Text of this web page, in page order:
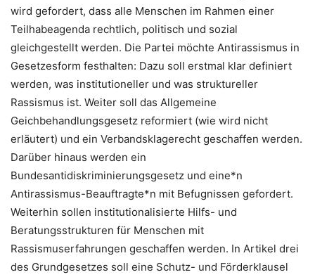
wird gefordert, dass alle Menschen im Rahmen einer
Teilhabeagenda rechtlich, politisch und sozial
gleichgestellt werden. Die Partei möchte Antirassismus in
Gesetzesform festhalten: Dazu soll erstmal klar definiert
werden, was institutioneller und was struktureller
Rassismus ist. Weiter soll das Allgemeine
Geichbehandlungsgesetz reformiert (wie wird nicht
erläutert) und ein Verbandsklagerecht geschaffen werden.
Darüber hinaus werden ein
Bundesantidiskriminierungsgesetz und eine*n
Antirassismus-Beauftragte*n mit Befugnissen gefordert.
Weiterhin sollen institutionalisierte Hilfs- und
Beratungsstrukturen für Menschen mit
Rassismuserfahrungen geschaffen werden. In Artikel drei
des Grundgesetzes soll eine Schutz- und Förderklausel